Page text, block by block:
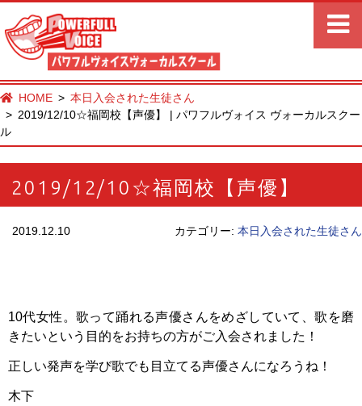
HOME
本日入会された生徒さん
2019/12/10☆福岡校【声優】 | パワフルヴォイス ヴォーカルスクー
ル
2019/12/10☆福岡校【声優】
2019.12.10 カテゴリー: 本日入会された生徒さん
10代女性。歌って踊れる声優さんをめざしていて、歌を磨
きたいという目的をお持ちの方がご入会されました！
正しい発声を学び歌でも目立てる声優さんになろうね！
木下